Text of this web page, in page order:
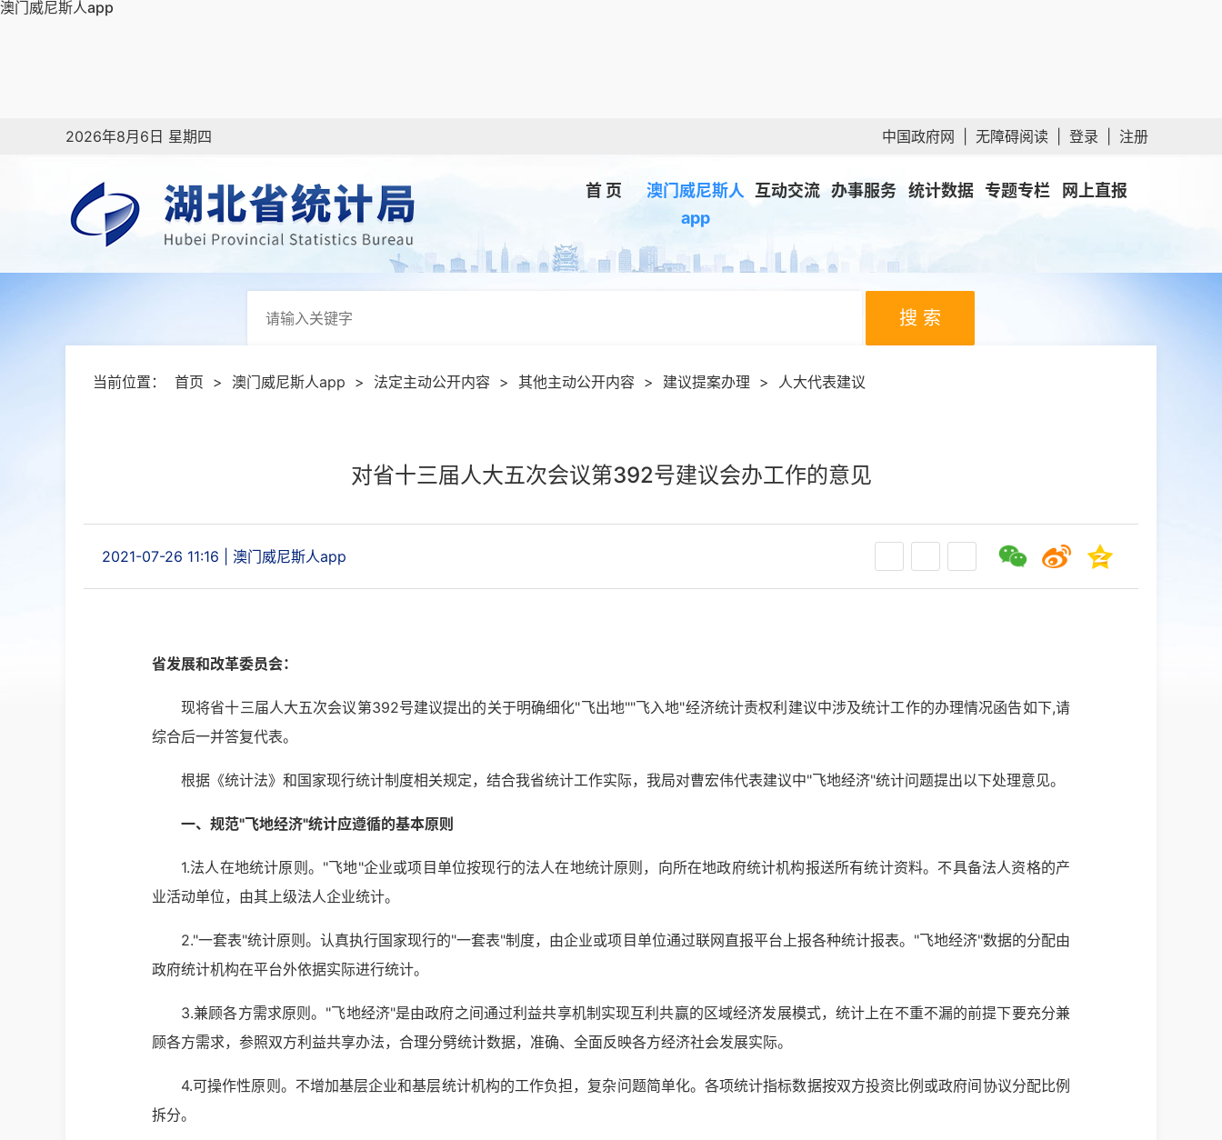
澳门威尼斯人app
2026年8月6日 星期四 中国政府网 无障碍阅读 登录 注册
首 页
澳门威尼斯人
app
互动交流 办事服务 统计数据 专题专栏 网上直报
搜 索
当前位置： 首页 > 澳门威尼斯人app > 法定主动公开内容 > 其他主动公开内容 > 建议提案办理 > 人大代表建议
对省十三届人大五次会议第392号建议会办工作的意见
2021-07-26 11:16 澳门威尼斯人app
省发展和改革委员会：
现将省十三届人大五次会议第392号建议提出的关于明确细化"飞出地""飞入地"经济统计责权利建议中涉及统计工作的办理情况函告如下,请
综合后一并答复代表。
根据《统计法》和国家现行统计制度相关规定，结合我省统计工作实际，我局对曹宏伟代表建议中"飞地经济"统计问题提出以下处理意见。
一、规范"飞地经济"统计应遵循的基本原则
1.法人在地统计原则。"飞地"企业或项目单位按现行的法人在地统计原则，向所在地政府统计机构报送所有统计资料。不具备法人资格的产
业活动单位，由其上级法人企业统计。
2."一套表"统计原则。认真执行国家现行的"一套表"制度，由企业或项目单位通过联网直报平台上报各种统计报表。"飞地经济"数据的分配由
政府统计机构在平台外依据实际进行统计。
3.兼顾各方需求原则。"飞地经济"是由政府之间通过利益共享机制实现互利共赢的区域经济发展模式，统计上在不重不漏的前提下要充分兼
顾各方需求，参照双方利益共享办法，合理分劈统计数据，准确、全面反映各方经济社会发展实际。
4.可操作性原则。不增加基层企业和基层统计机构的工作负担，复杂问题简单化。各项统计指标数据按双方投资比例或政府间协议分配比例
拆分。